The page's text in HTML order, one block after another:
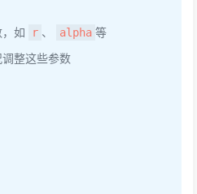
如
r 、 alpha 等
整这些参数